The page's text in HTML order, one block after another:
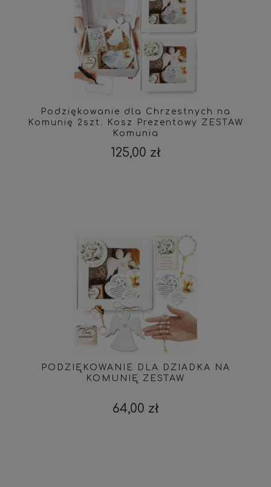
Podziękowanie dla Chrzestnych na
Komunię 2szt. Kosz Prezentowy ZESTAW
Komunia
125,00 zł
PODZIĘKOWANIE DLA DZIADKA NA
KOMUNIĘ ZESTAW
64,00 zł